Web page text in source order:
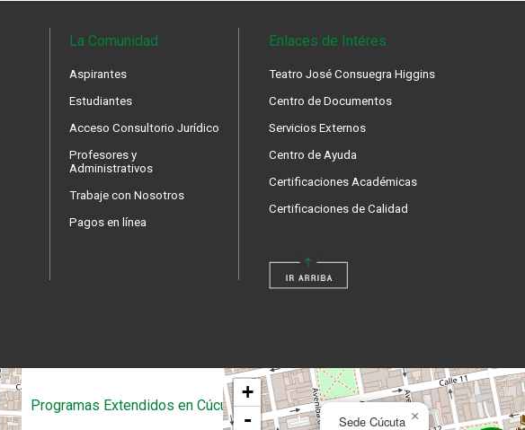
La Comunidad
Aspirantes
Estudiantes
Acceso Consultorio Jurídico
Profesores y
Administrativos
Trabaje con Nosotros
Pagos en línea
Enlaces de Intéres
Teatro José Consuegra Higgins
Centro de Documentos
Servicios Externos
Centro de Ayuda
Certificaciones Académicas
Certificaciones de Calidad
Programas Extendidos en Cúcuta
×
Sede Cúcuta
+
-